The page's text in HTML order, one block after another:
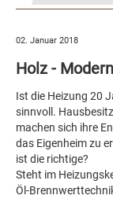
02. Januar 2018
Holz -
Ist die Heizung 20
sinnvoll.
machen sich ihre
das Eigenheim zu
ist die richtige?
Steht im
Öl-